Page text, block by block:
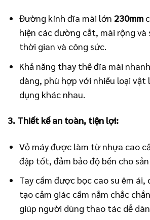
Đường kính đĩa mài lớn230mm
hiện các đường cắt, mài rộng
thời gian và công sức.
Khả năng thay thế đĩa mài
dàng, phù hợp với nhiều loại vật
dụng khác nhau.
3. Thiết kế an toàn, tiện lợi:
Vỏ máy được làm từ nhựa cao
đập tốt, đảm bảo độ bền cho
Tay cầm được bọc cao su êm
tạo cảm giác cầm nắm chắc
giúp người dùng thao tác dễ